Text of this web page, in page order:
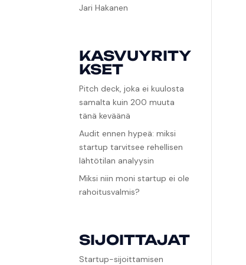
Jari Hakanen
KASVUYRITY
KSET
Pitch deck, joka ei kuulosta
samalta kuin 200 muuta
tänä keväänä
Audit ennen hypeä: miksi
startup tarvitsee rehellisen
lähtötilan analyysin
Miksi niin moni startup ei ole
rahoitusvalmis?
SIJOITTAJAT
Startup-sijoittamisen